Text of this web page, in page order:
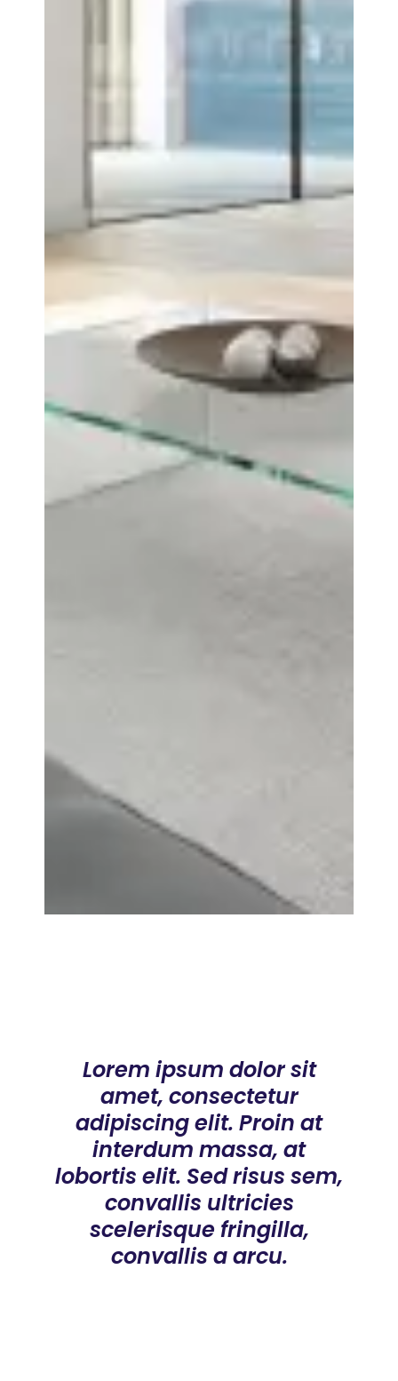
Lorem ipsum dolor sit
amet, consectetur
adipiscing elit. Proin at
interdum massa, at
lobortis elit. Sed risus sem,
convallis ultricies
scelerisque fringilla,
convallis a arcu.